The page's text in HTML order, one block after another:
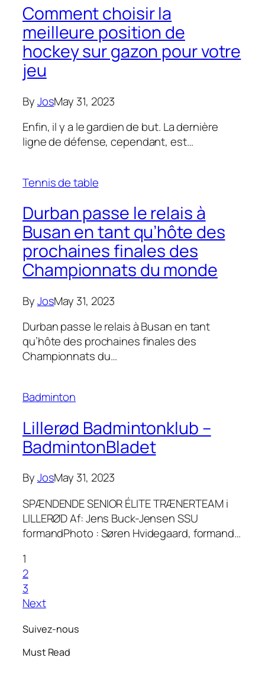
Comment choisir la
meilleure position de
hockey sur gazon pour votre
jeu
ByJosMay 31, 2023
Enfin, il y a le gardien de but. La dernière
ligne de défense, cependant, est…
Tennis de table
Durban passe le relais à
Busan en tant qu’hôte des
prochaines finales des
Championnats du monde
ByJosMay 31, 2023
Durban passe le relais à Busan en tant
qu’hôte des prochaines finales des
Championnats du…
Badminton
Lillerød Badmintonklub –
BadmintonBladet
ByJosMay 31, 2023
SPÆNDENDE SENIOR ÉLITE TRÆNERTEAM i
LILLERØD Af: Jens Buck-Jensen SSU
formandPhoto : Søren Hvidegaard, formand…
1
2
3
Next
Suivez-nous
Must Read